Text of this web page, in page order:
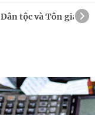
Dân tộc và Tôn giáo